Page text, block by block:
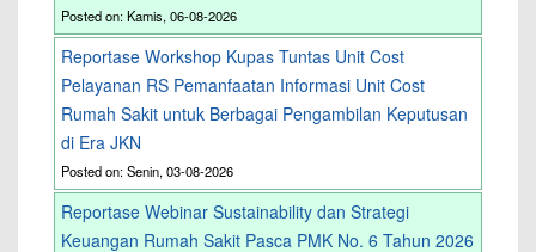
Posted on: Kamis, 06-08-2026
Reportase Workshop Kupas Tuntas Unit Cost
Pelayanan RS Pemanfaatan Informasi Unit Cost
Rumah Sakit untuk Berbagai Pengambilan Keputusan
di Era JKN
Posted on: Senin, 03-08-2026
Reportase Webinar Sustainability dan Strategi
Keuangan Rumah Sakit Pasca PMK No. 6 Tahun 2026